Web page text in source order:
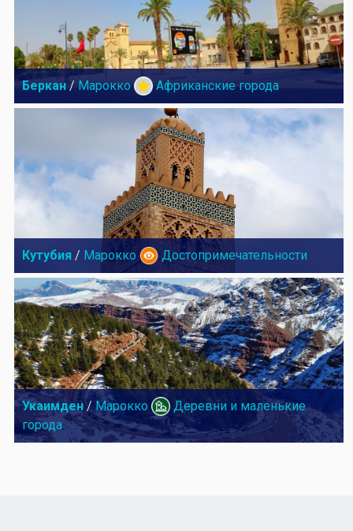
Беркан / Марокко Африканские города
Кутубия / Марокко Достопримечательности
Укаимден/ Марокко
Деревни и маленькие
города